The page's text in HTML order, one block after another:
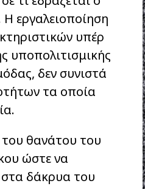
εργαλειοποίηση
υπέρ
υποπολιτισμικής
δεν συνιστά
τα οποία
θανάτου του
ώστε να
δάκρυα του